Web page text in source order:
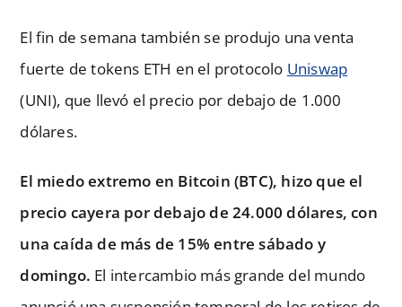
El fin de semana también se produjo una venta
fuerte de tokens ETH en el protocolo Uniswap
(UNI), que llevó el precio por debajo de 1.000
dólares.
El miedo extremo en Bitcoin (BTC), hizo que el
precio cayera por debajo de 24.000 dólares, con
una caída de más de 15% entre sábado y
domingo. El intercambio más grande del mundo